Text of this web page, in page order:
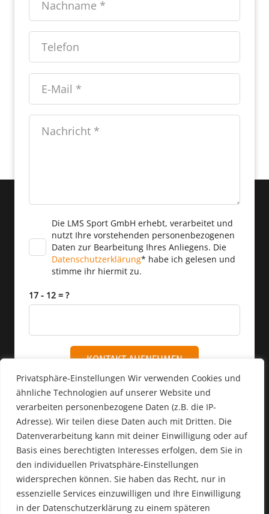
Privatsphäre-Einstellungen Wir verwenden Cookies und
ähnliche Technologien auf unserer Website und
verarbeiten personenbezogene Daten (z.B. die IP-
Adresse). Wir teilen diese Daten auch mit Dritten. Die
Datenverarbeitung kann mit deiner Einwilligung oder auf
Basis eines berechtigten Interesses erfolgen, dem Sie in
den individuellen Privatsphäre-Einstellungen
widersprechen können. Sie haben das Recht, nur in
essenzielle Services einzuwilligen und Ihre Einwilligung
in der Datenschutzerklärung zu einem späteren
Die LMS Sport GmbH erhebt, verarbeitet und
nutzt Ihre vorstehenden personenbezogenen
Daten zur Bearbeitung Ihres Anliegens. Die
Datenschutzerklärung* habe ich gelesen und
stimme ihr hiermit zu.
17 - 12 = ?
KONTAKT AUFNEHMEN